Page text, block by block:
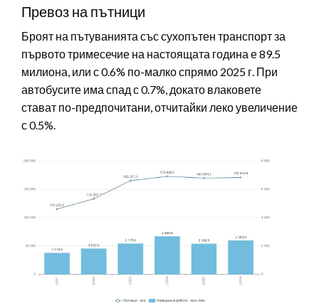
Превоз на пътници
Броят на пътуванията със сухопътен транспорт за
първото тримесечие на настоящата година е 89.5
милиона, или с 0.6% по-малко спрямо 2025 г. При
автобусите има спад с 0.7%, докато влаковете
стават по-предпочитани, отчитайки леко увеличение
с 0.5%.